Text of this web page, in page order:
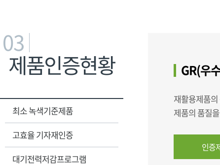
03
제품인증현황
최소 녹색기준제품
고효율 기자재인증
대기전력저감프로그램
GR(우
재활용제품
제품의 품질
인증